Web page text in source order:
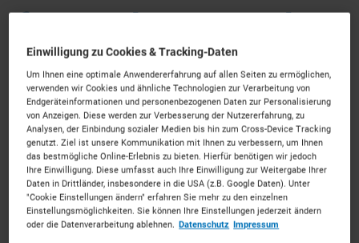
für Bad Neuenahr-
Ahrweiler nach
Hochwasserkatast
rophe
Nach der Hochwasserkatastrophe in Bad
Neuenahr-Ahrweiler entstanden dank einer
Einwilligung zu Cookies & Tracking-Daten
Um Ihnen eine optimale Anwendererfahrung auf allen Seiten zu ermöglichen,
verwenden wir Cookies und ähnliche Technologien zur Verarbeitung von
Endgeräteinformationen und personenbezogenen Daten zur Personalisierung
von Anzeigen. Diese werden zur Verbesserung der Nutzererfahrung, zu
Analysen, der Einbindung sozialer Medien bis hin zum Cross-Device Tracking
genutzt. Ziel ist unsere Kommunikation mit Ihnen zu verbessern, um Ihnen
das bestmögliche Online-Erlebnis zu bieten. Hierfür benötigen wir jedoch
Ihre Einwilligung. Diese umfasst auch Ihre Einwilligung zur Weitergabe Ihrer
Daten in Drittländer, insbesondere in die USA (z.B. Google Daten). Unter
"Cookie Einstellungen ändern" erfahren Sie mehr zu den einzelnen
Einstellungsmöglichkeiten. Sie können Ihre Einstellungen jederzeit ändern
oder die Datenverarbeitung ablehnen. Datenschutz Impressum